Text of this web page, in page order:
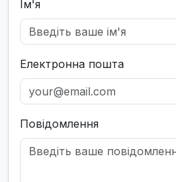
Ім'я
Електронна пошта
Повідомлення